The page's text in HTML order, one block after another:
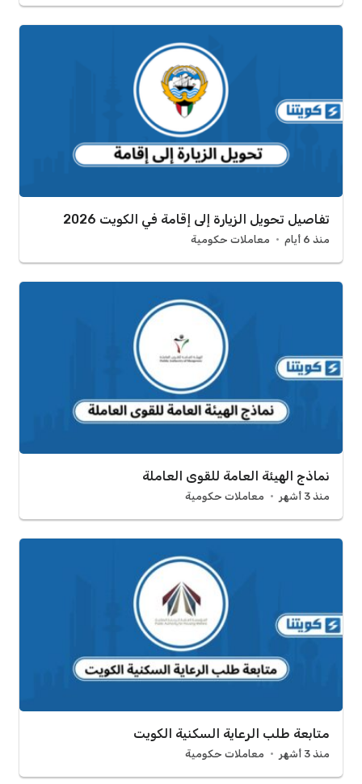
تفاصيل تحويل الزيارة إلى إقامة في الكويت 2026
منذ 6 أيام معاملات حكومية
نماذج الهيئة العامة للقوى العاملة
منذ 3 أشهر معاملات حكومية
متابعة طلب الرعاية السكنية الكويت
منذ 3 أشهر معاملات حكومية